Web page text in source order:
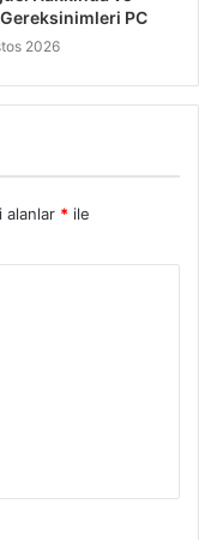
PC
2026
alanlar * ile